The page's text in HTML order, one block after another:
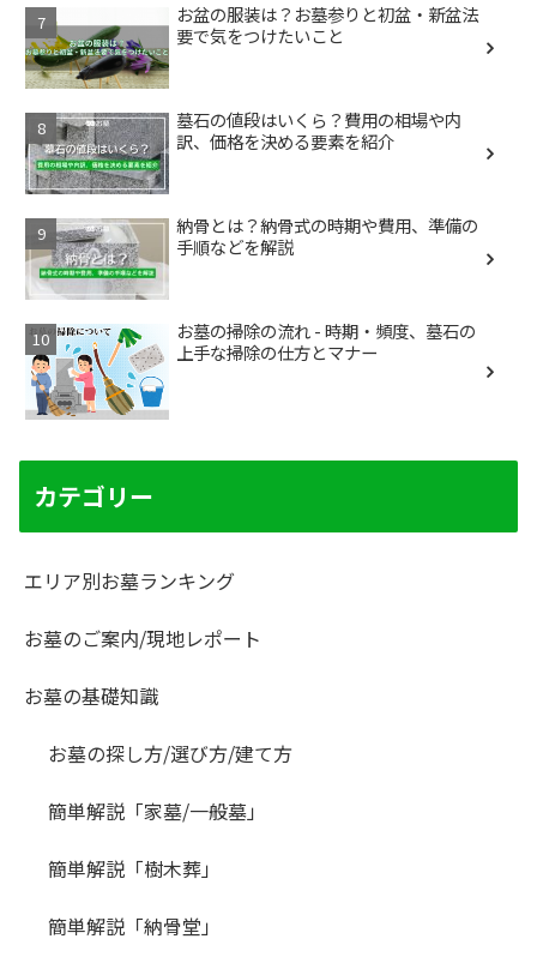
お盆の服装は？お墓参りと初盆・新盆法
要で気をつけたいこと
墓石の値段はいくら？費用の相場や内
訳、価格を決める要素を紹介
納骨とは？納骨式の時期や費用、準備の
手順などを解説
お墓の掃除の流れ - 時期・頻度、墓石の
上手な掃除の仕方とマナー
カテゴリー
エリア別お墓ランキング
お墓のご案内/現地レポート
お墓の基礎知識
お墓の探し方/選び方/建て方
簡単解説「家墓/一般墓」
簡単解説「樹木葬」
簡単解説「納骨堂」